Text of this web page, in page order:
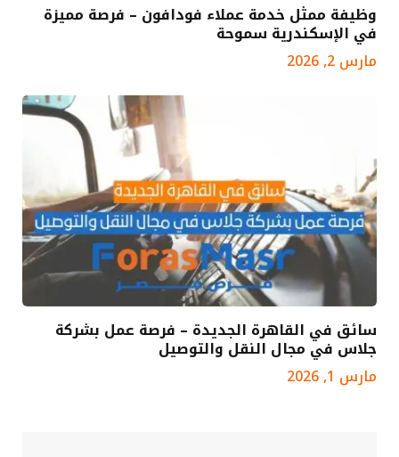
وظيفة ممثل خدمة عملاء فودافون – فرصة مميزة
في الإسكندرية سموحة
مارس 2, 2026
سائق في القاهرة الجديدة – فرصة عمل بشركة
جلاس في مجال النقل والتوصيل
مارس 1, 2026